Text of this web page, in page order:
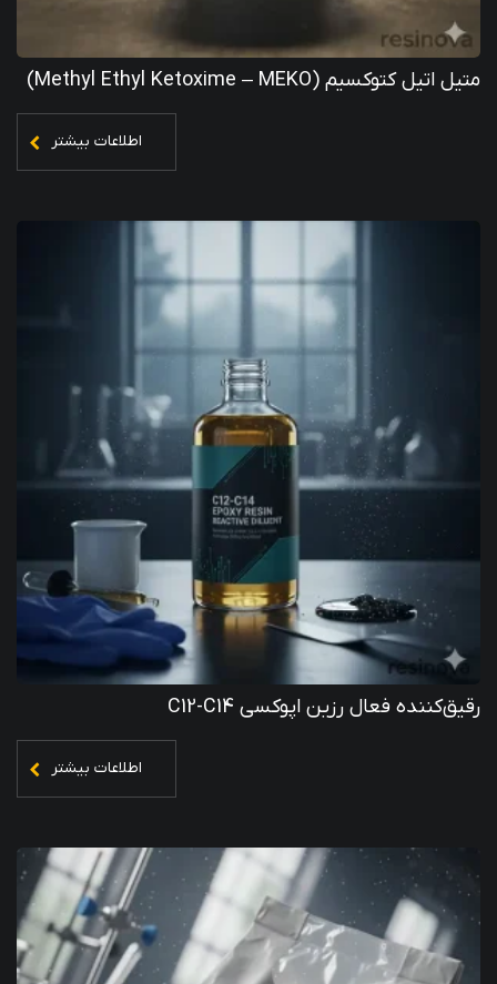
متیل اتیل کتوکسیم (Methyl Ethyl Ketoxime – MEKO)
اطلاعات بیشتر
رقیق‌کننده فعال رزین اپوکسی C12-C14
اطلاعات بیشتر